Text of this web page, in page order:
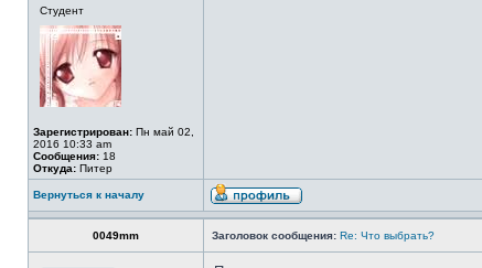
Студент
Зарегистрирован: Пн май 02,
2016 10:33 am
Сообщения: 18
Откуда: Питер
Вернуться к началу
0049mm Заголовок сообщения: Re: Что выбрать?